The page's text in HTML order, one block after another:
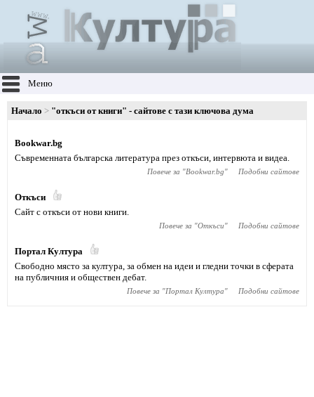
Меню
Начало "откъси от книги" - сайтове с тази ключова дума
Bookwar.bg
Съвременната българска литература през откъси, интервюта и видеа.
Повече за "Bookwar.bg" Подобни сайтове
Откъси
Сайт с откъси от нови книги.
Повече за "Откъси" Подобни сайтове
Портал Култура
Свободно място за култура, за обмен на идеи и гледни точки в сферата
на публичния и обществен дебат.
Повече за "Портал Култура" Подобни сайтове